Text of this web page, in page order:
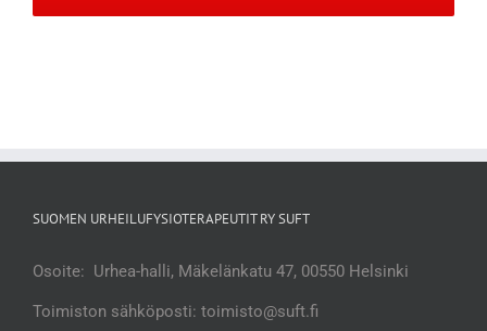
SUOMEN URHEILUFYSIOTERAPEUTIT RY SUFT
Osoite: Urhea-halli, Mäkelänkatu 47, 00550 Helsinki
Toimiston sähköposti: toimisto@suft.fi